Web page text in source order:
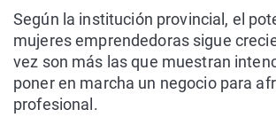
Según la institución provincial, el
mujeres emprendedoras sigue
vez son más las que muestran
poner en marcha un negocio para
profesional.